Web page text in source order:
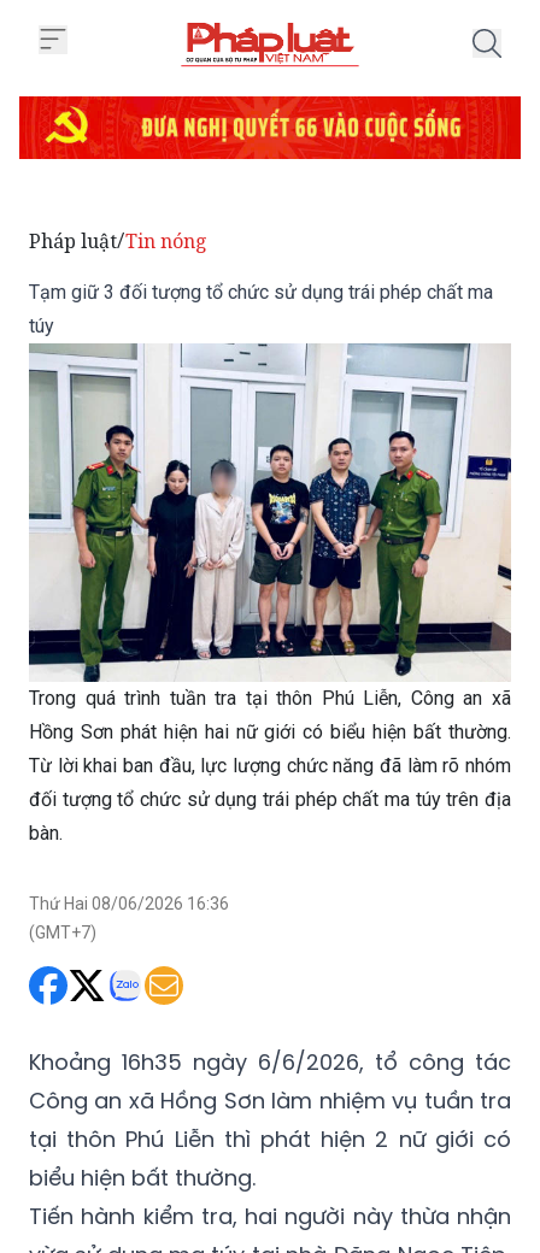
Tạm giữ 3 đối tượng tổ chức sử dụng trái phép chất ma
Trong quá trình tuần tra tại thôn Phú Liễn, Công an xã
Hồng Sơn phát hiện hai nữ giới có biểu hiện bất thường.
Từ lời khai ban đầu, lực lượng chức năng đã làm rõ nhóm
đối tượng tổ chức sử dụng trái phép chất ma túy trên địa
bàn.
Thứ Hai 08/06/2026 16:36
Khoảng 16h35 ngày 6/6/2026, tổ công tác
tại thôn Phú Liễn thì phát hiện 2 nữ giới có
biểu hiện bất thường.
Tiến hành kiểm tra, hai người này thừa nhận
vừa sử dụng ma túy tại nhà Đặng Ngọc Tiệp,
sinh năm 2000, trú tại xã Hồng Sơn, TP Hà